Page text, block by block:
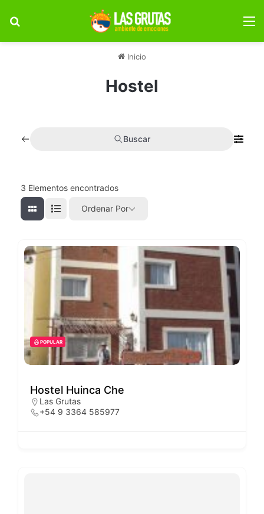
Inicio
Hostel
Buscar
3 Elementos encontrados
Ordenar Por
POPULAR
Hostel Huinca Che
Las Grutas
+54 9 3364 585977